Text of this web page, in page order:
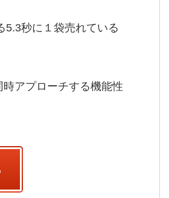
5.3秒に１袋売れている
アプローチする機能性